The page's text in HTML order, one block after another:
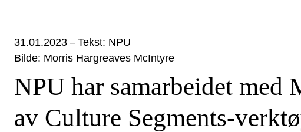
31.01.2023 – Tekst: NPU
Bilde: Morris Hargreaves McIntyre
NPU har samarbeidet med
av Culture Segments-